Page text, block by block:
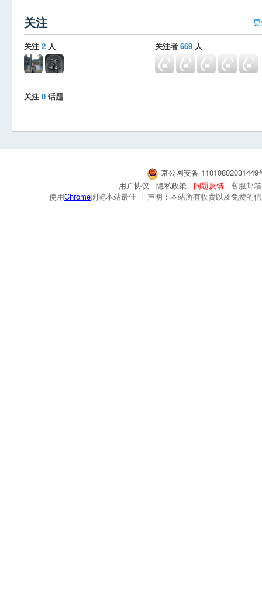
关注
关注 2 人 关注者 669 人
关注 0 话题
京公网安备
用户协议
隐私政策 问题反馈
客服邮
使用Chrome浏览本站最佳 | 声明：本站所有收费以及免费的